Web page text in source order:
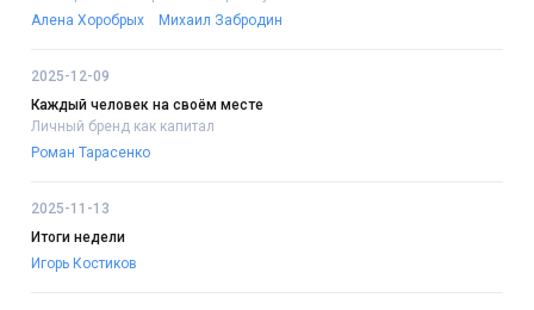
Алена Хоробрых
Михаил Забродин
2025-12-09
Каждый человек на своём месте
Личный бренд как капитал
Роман Тарасенко
2025-11-13
Итоги недели
Игорь Костиков